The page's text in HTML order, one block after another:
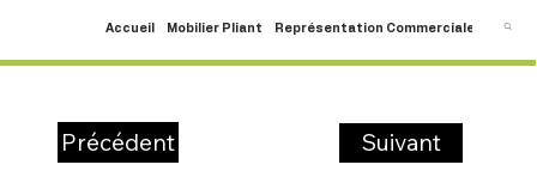
Accueil Mobilier Pliant Représentation Commerciale SAV
Précédent Suivant